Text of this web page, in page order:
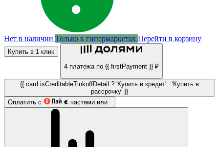
Нет в наличии Только в гипермаркетах Перейти в корзину
Купить в 1 клик
4 платежа по {{ firstPayment }} ₽
{{ card.isCreditableTinkoffDetail ? 'Купить в кредит' : 'Купить в
рассрочку' }}
Оплатить с
частями или